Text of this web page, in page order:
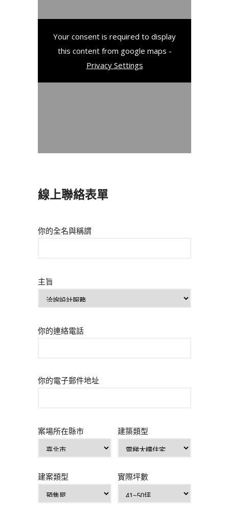
Your consent is required to display
this content from google maps -
Privacy Settings
線上聯絡表單
你的全名與稱謂
主旨
你的連絡電話
你的電子郵件地址
案場所在縣市 建築類型
建案類型 實際坪數